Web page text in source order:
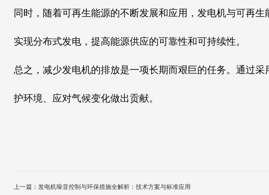
同时，随着可再生能源的不断发展和应用，发电机与可再
实现分布式发电，提高能源供应的可靠性和可持续性。
总之，减少发电机的排放是一项长期而艰巨的任务。通过
护环境、应对气候变化做出贡献。
上一篇： 发电机噪音控制与环保措施全解析：技术方案与标准应用